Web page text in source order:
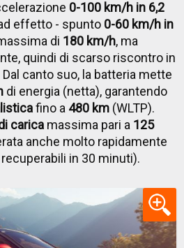
0-100 km/h in 6,2
effetto - spunto 0-60 km/h in
di 180 km/h, ma
quindi di scarso riscontro in
canto suo, la batteria mette
di energia (netta), garantendo
fino a 480 km (WLTP).
carica massima pari a 125
anche molto rapidamente
in 30 minuti).